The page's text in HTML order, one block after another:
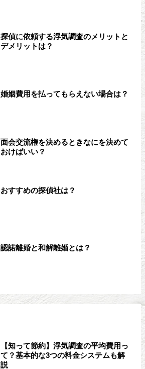
探偵に依頼する浮気調査のメリットと
デメリットは？
婚姻費用を払ってもらえない場合は？
面会交流権を決めるときなにを決めて
おけばいい？
おすすめの探偵社は？
認諾離婚と和解離婚とは？
【知って節約】浮気調査の平均費用っ
て？基本的な3つの料金システムも解
説